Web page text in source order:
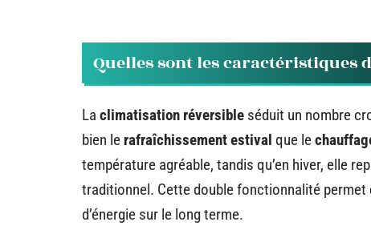
Quelles sont les caractéristiques
La climatisation réversible séduit un nombre
bien le rafraîchissement estival que le
température agréable, tandis qu’en hiver, elle
traditionnel. Cette double fonctionnalité permet
d’énergie sur le long terme.